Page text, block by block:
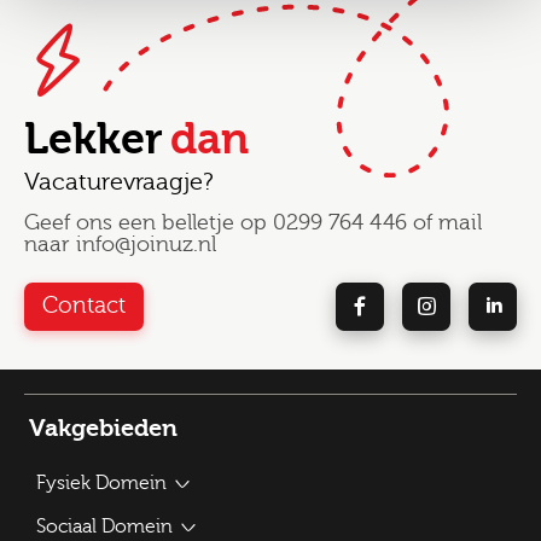
Lekkerdan
Vacaturevraagje?
Geef ons een belletje op 0299 764 446 of mail
naar info@joinuz.nl
Contact
Vakgebieden
Fysiek Domein
Bouwplantoetser
Sociaal Domein